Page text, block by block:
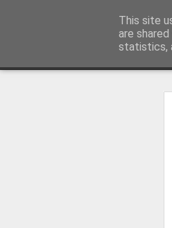
This site
are
statistics,
AWGifts Polska